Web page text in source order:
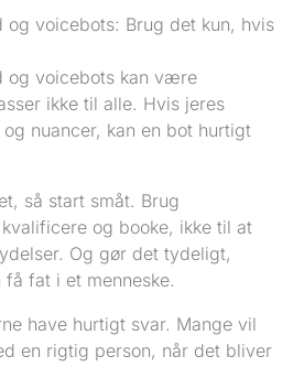
og voicebots: Brug det kun, hvis
og voicebots kan være
ikke til alle. Hvis jeres
nuancer, kan en bot hurtigt
så start småt. Brug
og booke, ikke til at
Og gør det tydeligt,
få fat i et menneske.
have hurtigt svar. Mange vil
en rigtig person, når det bliver